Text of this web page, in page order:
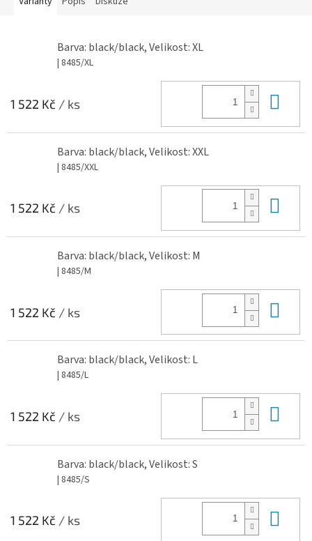
Barva: black/black, Velikost: XL
| 8485/XL
1 522 Kč / ks
Barva: black/black, Velikost: XXL
| 8485/XXL
1 522 Kč / ks
Barva: black/black, Velikost: M
| 8485/M
1 522 Kč / ks
Barva: black/black, Velikost: L
| 8485/L
1 522 Kč / ks
Barva: black/black, Velikost: S
| 8485/S
1 522 Kč / ks